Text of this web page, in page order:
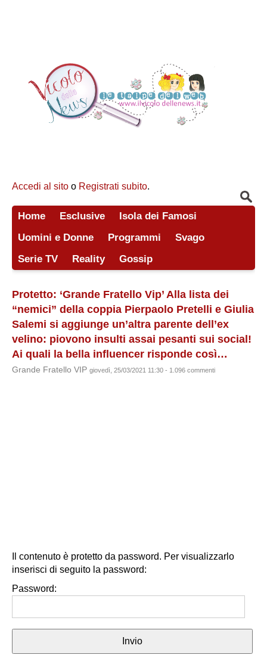
Accedi al sito o Registrati subito.
Home Esclusive
Isola dei Famosi
Uomini e Donne
Programmi
Svago
Serie TV
Reality Gossip
Protetto: ‘Grande Fratello Vip’ Alla lista dei
“nemici” della coppia Pierpaolo Pretelli e Giulia
Salemi si aggiunge un’altra parente dell’ex
velino: piovono insulti assai pesanti sui social!
Ai quali la bella influencer risponde così…
Grande Fratello VIP giovedì, 25/03/2021 11:30 - 1.096 commenti
Il contenuto è protetto da password. Per visualizzarlo
inserisci di seguito la password:
Password: